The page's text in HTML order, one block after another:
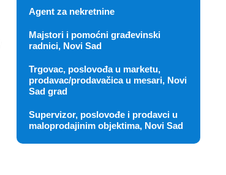
Agent za nekretnine
Majstori i pomoćni građevinski
radnici, Novi Sad
Trgovac, poslovođa u marketu,
prodavac/prodavačica u mesari, Novi
Sad grad
Supervizor, poslovođe i prodavci u
maloprodajinim objektima, Novi Sad